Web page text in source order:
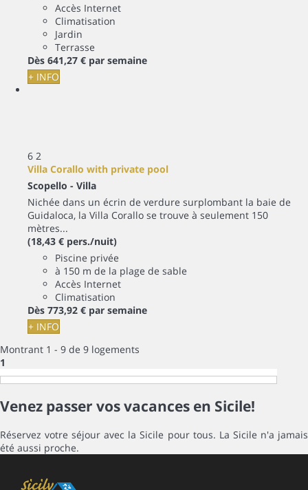
Accès Internet
Climatisation
Jardin
Terrasse
Dès 641,27 € par semaine
+ INFO
6 2
Villa Corallo with private pool
Scopello - Villa
Nichée dans un écrin de verdure surplombant la baie de
Guidaloca, la Villa Corallo se trouve à seulement 150
mètres...
(18,43 € pers./nuit)
Piscine privée
à 150 m de la plage de sable
Accès Internet
Climatisation
Dès 773,92 € par semaine
+ INFO
Montrant 1 - 9 de 9 logements
1
Venez passer vos vacances en Sicile!
Réservez votre séjour avec la Sicile pour tous. La Sicile n'a jamais
été aussi proche.